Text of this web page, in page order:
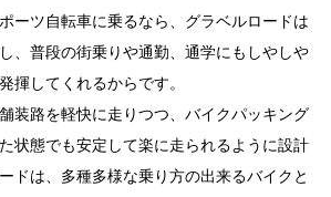
ーツ自転車に乗るなら、グラベルロードは
、普段の街乗りや通勤、通学にもしやしや
揮してくれるからです。
装路を軽快に走りつつ、バイクパッキング
状態でも安定して楽に走られるように設計
ドは、多種多様な乗り方の出来るバイクと